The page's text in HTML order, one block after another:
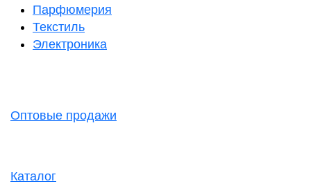
Парфюмерия
Текстиль
Электроника
Оптовые продажи
Каталог